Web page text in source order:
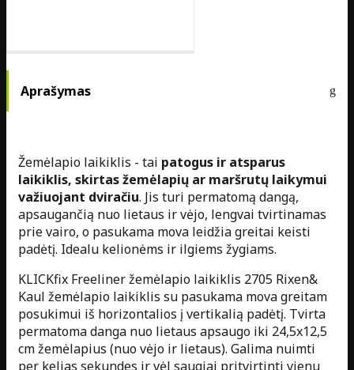
Aprašymas
Žemėlapio laikiklis - tai patogus ir atsparus
laikiklis, skirtas žemėlapių ar maršrutų laikymui
važiuojant dviračiu. Jis turi permatomą dangą,
apsaugančią nuo lietaus ir vėjo, lengvai tvirtinamas
prie vairo, o pasukama mova leidžia greitai keisti
padėtį. Idealu kelionėms ir ilgiems žygiams.
KLICKfix Freeliner žemėlapio laikiklis 2705 Rixen&
Kaul žemėlapio laikiklis su pasukama mova greitam
posukimui iš horizontalios į vertikalią padėtį. Tvirta
permatoma danga nuo lietaus apsaugo iki 24,5x12,5
cm žemėlapius (nuo vėjo ir lietaus). Galima nuimti
per kelias sekundes ir vėl saugiai pritvirtinti vienu